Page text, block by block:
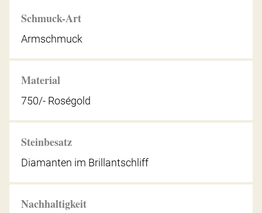
Schmuck-Art
Armschmuck
Material
750/- Roségold
Steinbesatz
Diamanten im Brillantschliff
Nachhaltigkeit